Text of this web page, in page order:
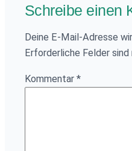
Schreibe einen
Deine E-Mail-Adresse
Erforderliche Felder sind
Kommentar *